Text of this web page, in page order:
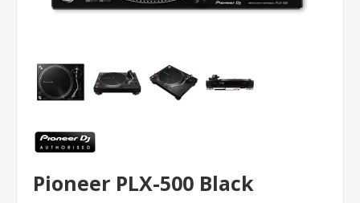
Pioneer PLX-500 Black